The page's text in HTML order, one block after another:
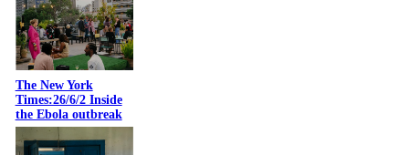
The New York
Times:26/6/2 Inside
the Ebola outbreak